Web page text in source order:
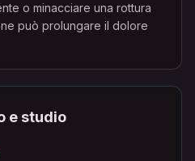
o minacciare una rottura
può prolungare il dolore
e studio